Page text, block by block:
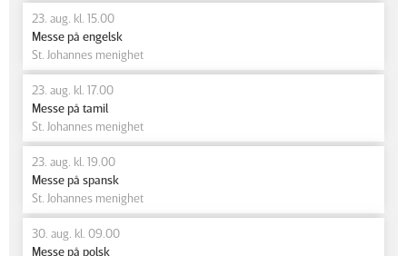
23. aug. kl. 15.00
Messe på engelsk
St. Johannes menighet
23. aug. kl. 17.00
Messe på tamil
St. Johannes menighet
23. aug. kl. 19.00
Messe på spansk
St. Johannes menighet
30. aug. kl. 09.00
Messe på polsk